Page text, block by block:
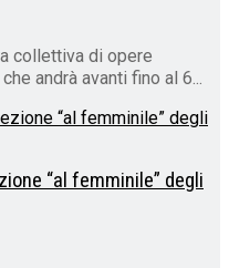
collettiva di opere
andrà avanti fino al 6...
“al femminile” degli